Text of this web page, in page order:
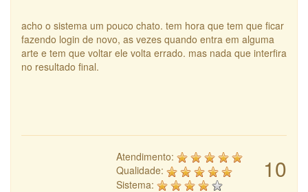
acho o sistema um pouco chato. tem hora que tem que ficar
fazendo login de novo, as vezes quando entra em alguma
arte e tem que voltar ele volta errado. mas nada que interfira
no resultado final.
10
Atendimento:
Qualidade:
Sistema: